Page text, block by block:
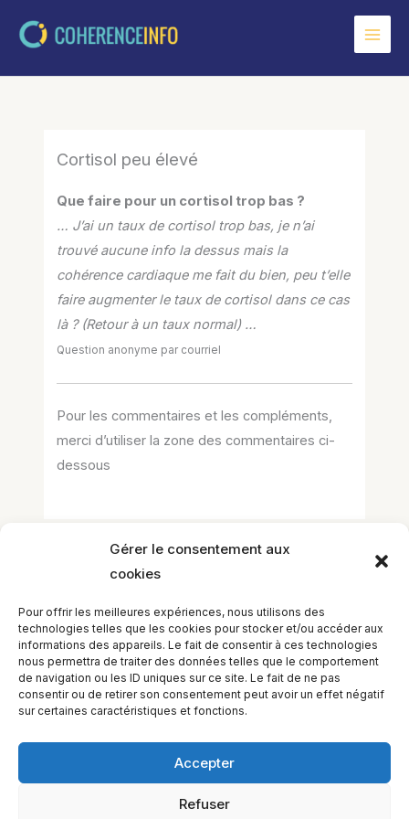
Gérer le consentement aux
cookies
Pour offrir les meilleures expériences, nous utilisons des
technologies telles que les cookies pour stocker et/ou accéder aux
informations des appareils. Le fait de consentir à ces technologies
nous permettra de traiter des données telles que le comportement
de navigation ou les ID uniques sur ce site. Le fait de ne pas
consentir ou de retirer son consentement peut avoir un effet négatif
sur certaines caractéristiques et fonctions.
Accepter
Refuser
Cortisol peu élevé
Que faire pour un cortisol trop bas ?
… J’ai un taux de cortisol trop bas, je n’ai
trouvé aucune info la dessus mais la
cohérence cardiaque me fait du bien, peu t’elle
faire augmenter le taux de cortisol dans ce cas
là ? (Retour à un taux normal) …
Question anonyme par courriel
Pour les commentaires et les compléments,
merci d’utiliser la zone des commentaires ci-
dessous
Laisser un commentaire
un commentaire.